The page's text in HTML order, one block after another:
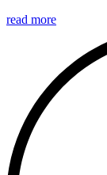
read more